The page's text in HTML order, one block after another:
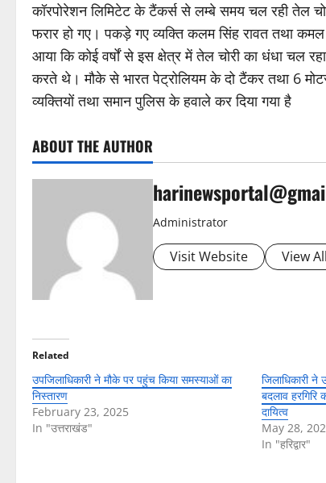
कॉरपोरेशन लिमिटेट के टैंकर्स से लम्बे समय चल रही तेल
फरार हो गए। पकड़े गए व्यक्ति कलम सिंह रावत तथा
आया कि कोई वर्षों से इस क्षेत्र में तेल चोरी का धंधा चल
करते थे। मौके से भारत पेट्रोलियम के दो टैंकर तथा 6
व्यक्तियों तथा समान पुलिस के हवाले कर दिया गया है
ABOUT THE AUTHOR
Administrator
Visit Website View
Related
उपजिलाधिकारी ने मौके पर पहुंच किया समस्याओं का
निस्तारण
February 23, 2025
In "उत्तराखंड"
जिलाधिकारी ने
बदलाव
दायित्व
May 28,
In "हरिद्वार"